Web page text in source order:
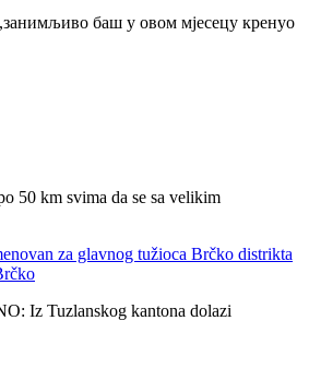
баш у овом мјесецу кренуо
50 km svima da se sa velikim
za glavnog tužioca Brčko distrikta
Iz Tuzlanskog kantona dolazi